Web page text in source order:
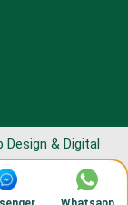
& Digital